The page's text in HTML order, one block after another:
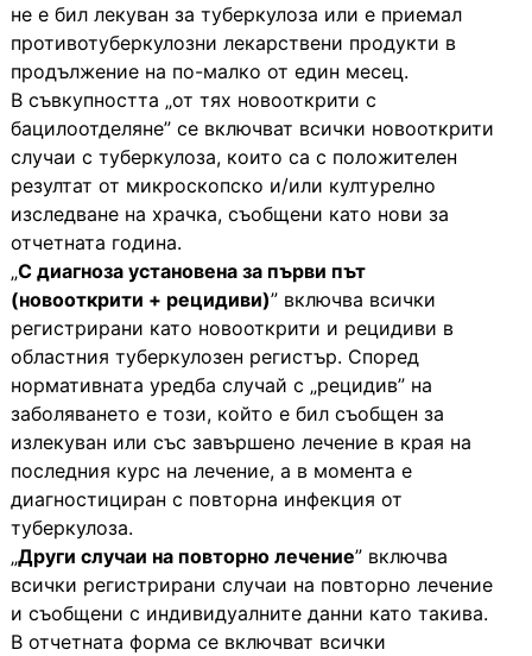
не е бил лекуван за туберкулоза или е приемал
противотуберкулозни лекарствени продукти в
продължение на по-малко от един месец.
В съвкупността „от тях новооткрити с
бацилоотделяне” се включват всички новооткрити
случаи с туберкулоза, които са с положителен
резултат от микроскопско и/или културелно
изследване на храчка, съобщени като нови за
отчетната година.
„С диагноза установена за първи път
(новооткрити + рецидиви)” включва всички
регистрирани като новооткрити и рецидиви в
областния туберкулозен регистър. Според
нормативната уредба случай с „рецидив” на
заболяването е този, който е бил съобщен за
излекуван или със завършено лечение в края на
последния курс на лечение, а в момента е
диагностициран с повторна инфекция от
туберкулоза.
„Други случаи на повторно лечение” включва
всички регистрирани случаи на повторно лечение
и съобщени с индивидуалните данни като такива.
В отчетната форма се включват всички